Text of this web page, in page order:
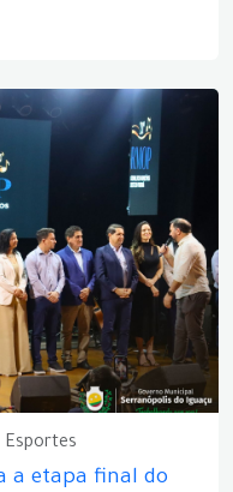
Esportes
a etapa final do